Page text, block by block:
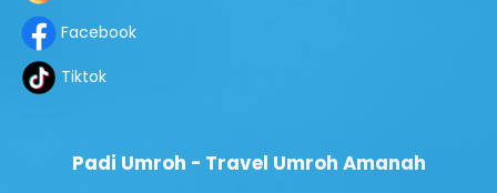
Facebook
Tiktok
Padi Umroh - Travel Umroh Amanah